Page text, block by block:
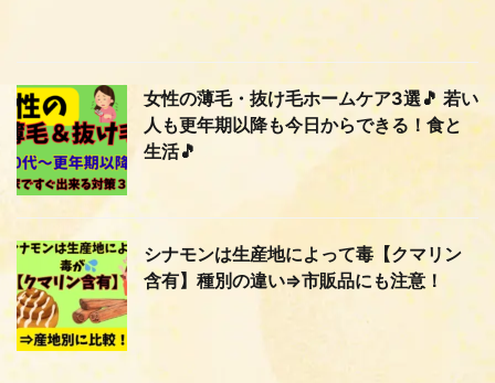
女性の薄毛・抜け毛ホームケア3選🎵 若い
人も更年期以降も今日からできる！食と
生活🎵
シナモンは生産地によって毒【クマリン
含有】種別の違い⇒市販品にも注意！